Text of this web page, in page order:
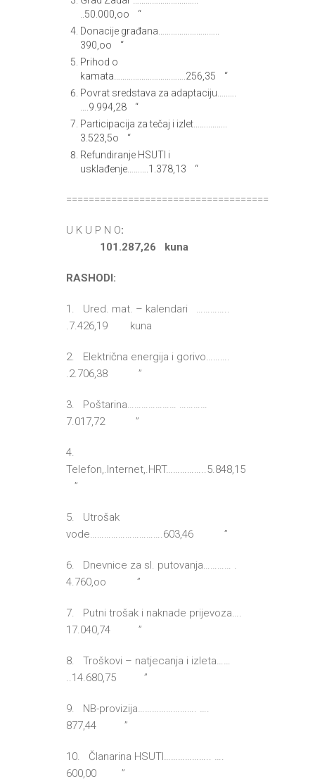
..50.000,oo “
Donacije građana………………………..
390,oo “
Prihod o
kamata…………………………….256,35 “
Povrat sredstava za adaptaciju…..….
….9.994,28 “
Participacija za tečaj i izlet……..……..
3.523,5o “
Refundiranje HSUTI i
usklađenje……….1.378,13 “
====================================
U K U P N O:
101.287,26 kuna
RASHODI:
1. Ured. mat. – kalendari …………..
.7.426,19 kuna
2. Električna energija i gorivo……….
.2.706,38 ”
3. Poštarina………………… …………
7.017,72 ”
4.
Telefon,.Internet,.HRT……………..5.848,15
”
5. Utrošak
vode………………………….603,46 ”
6. Dnevnice za sl. putovanja………… .
4.760,oo ”
7. Putni trošak i naknade prijevoza….
17.040,74 ”
8. Troškovi – natjecanja i izleta……
..14.680,75 ”
9. NB-provizija……………………. ….
877,44 ”
10. Članarina HSUTI……………….. ….
600,00 ”